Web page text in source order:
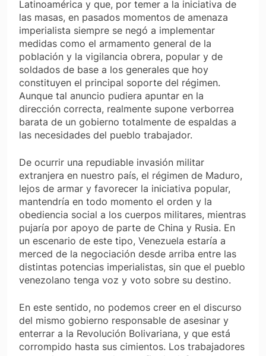
Latinoamérica y que, por temer a la iniciativa de
las masas, en pasados momentos de amenaza
imperialista siempre se negó a implementar
medidas como el armamento general de la
población y la vigilancia obrera, popular y de
soldados de base a los generales que hoy
constituyen el principal soporte del régimen.
Aunque tal anuncio pudiera apuntar en la
dirección correcta, realmente supone verborrea
barata de un gobierno totalmente de espaldas a
las necesidades del pueblo trabajador.
De ocurrir una repudiable invasión militar
extranjera en nuestro país, el régimen de Maduro,
lejos de armar y favorecer la iniciativa popular,
mantendría en todo momento el orden y la
obediencia social a los cuerpos militares, mientras
pujaría por apoyo de parte de China y Rusia. En
un escenario de este tipo, Venezuela estaría a
merced de la negociación desde arriba entre las
distintas potencias imperialistas, sin que el pueblo
venezolano tenga voz y voto sobre su destino.
En este sentido, no podemos creer en el discurso
del mismo gobierno responsable de asesinar y
enterrar a la Revolución Bolivariana, y que está
corrompido hasta sus cimientos. Los trabajadores